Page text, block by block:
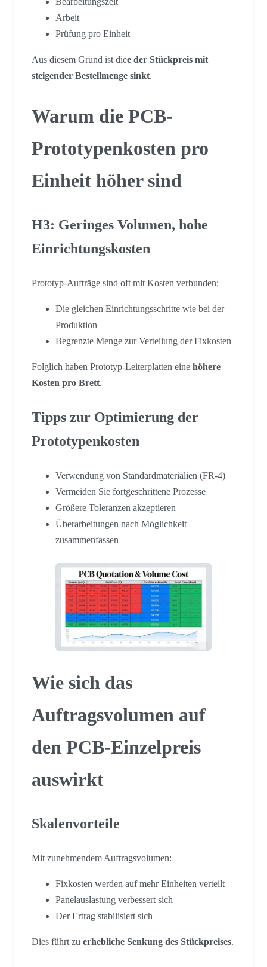
Arbeit
Prüfung pro Einheit
Aus diesem Grund ist diee der Stückpreis mit
steigender Bestellmenge sinkt.
Warum die PCB-
Prototypenkosten pro
Einheit höher sind
H3: Geringes Volumen, hohe
Einrichtungskosten
Prototyp-Aufträge sind oft mit Kosten verbunden:
Die gleichen Einrichtungsschritte wie bei der
Produktion
Begrenzte Menge zur Verteilung der Fixkosten
Folglich haben Prototyp-Leiterplatten eine höhere
Kosten pro Brett.
Tipps zur Optimierung der
Prototypenkosten
Verwendung von Standardmaterialien (FR-4)
Vermeiden Sie fortgeschrittene Prozesse
Größere Toleranzen akzeptieren
Überarbeitungen nach Möglichkeit
zusammenfassen
Wie sich das
Auftragsvolumen auf
den PCB-Einzelpreis
auswirkt
Skalenvorteile
Mit zunehmendem Auftragsvolumen:
Fixkosten werden auf mehr Einheiten verteilt
Panelauslastung verbessert sich
Der Ertrag stabilisiert sich
Dies führt zu erhebliche Senkung des Stückpreises.